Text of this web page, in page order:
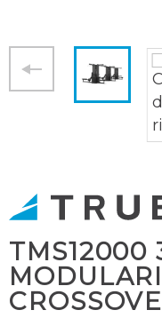
TMS12000